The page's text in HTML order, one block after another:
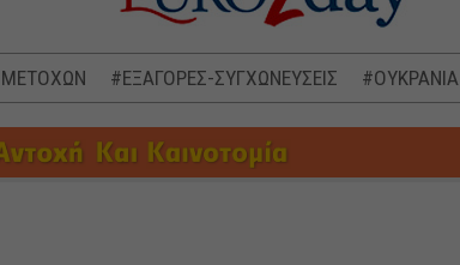
ΜΕΤΟΧΩΝ #ΕΞΑΓΟΡΕΣ-ΣΥΓΧΩΝΕΥΣΕΙΣ #ΟΥΚΡΑΝΙΑ